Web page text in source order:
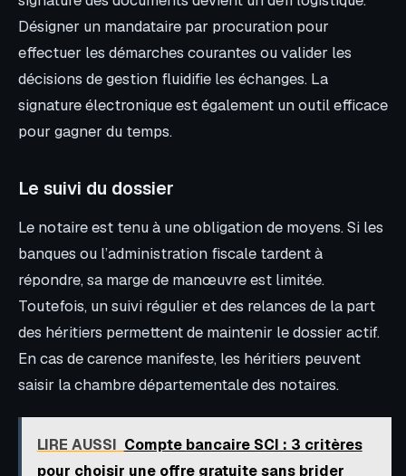
Désigner un mandataire par procuration pour
effectuer les démarches courantes ou valider les
décisions de gestion fluidifie les échanges. La
signature électronique est également un outil efficace
pour gagner du temps.
Le suivi du dossier
Le notaire est tenu à une obligation de moyens. Si les
banques ou l’administration fiscale tardent à
répondre, sa marge de manœuvre est limitée.
Toutefois, un suivi régulier et des relances de la part
des héritiers permettent de maintenir le dossier actif.
En cas de carence manifeste, les héritiers peuvent
saisir la chambre départementale des notaires.
LIRE AUSSI Compte bancaire SCI : 3 critères
pour choisir une offre gratuite sans brider